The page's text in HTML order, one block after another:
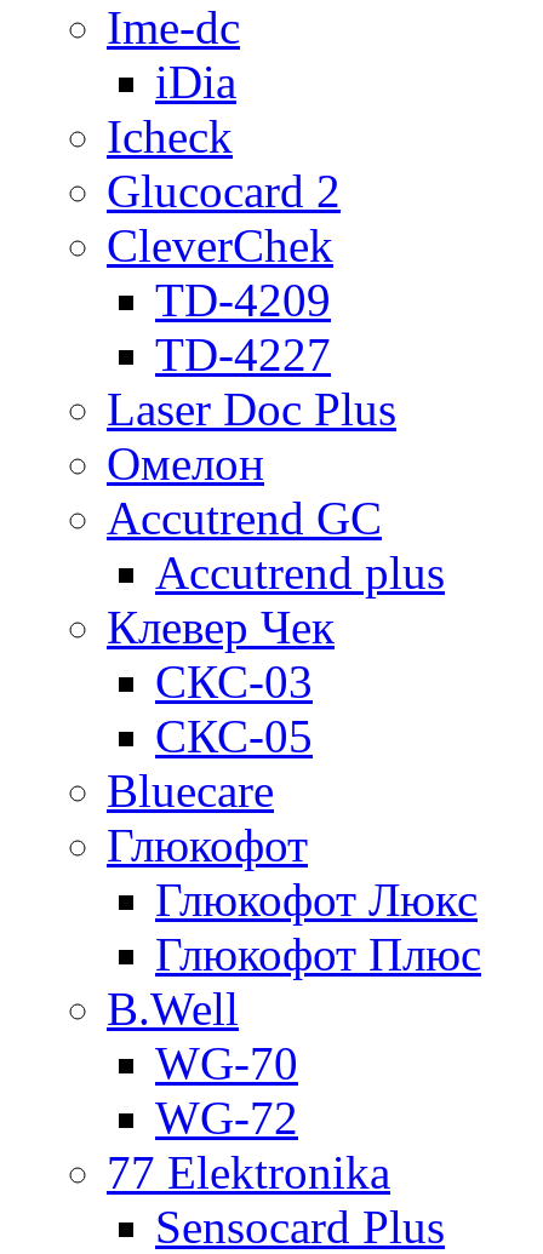
Ime-dc
iDia
Icheck
Glucocard 2
CleverChek
TD-4209
TD-4227
Laser Doc Plus
Омелон
Accutrend GC
Accutrend plus
Клевер Чек
СКС-03
СКС-05
Bluecare
Глюкофот
Глюкофот Люкс
Глюкофот Плюс
B.Well
WG-70
WG-72
77 Elektronika
Sensocard Plus